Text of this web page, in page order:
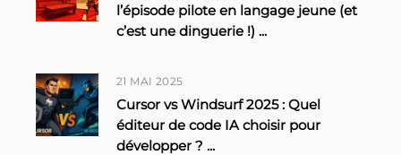
l’épisode pilote en langage jeune (et
c’est une dinguerie !) ...
21 MAI 2025
Cursor vs Windsurf 2025 : Quel
éditeur de code IA choisir pour
développer ? ...